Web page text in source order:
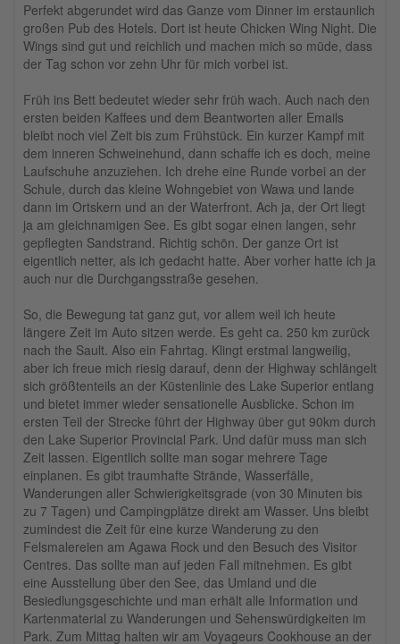
Perfekt abgerundet wird das Ganze vom Dinner im erstaunlich
großen Pub des Hotels. Dort ist heute Chicken Wing Night. Die
Wings sind gut und reichlich und machen mich so müde, dass
der Tag schon vor zehn Uhr für mich vorbei ist.
Früh ins Bett bedeutet wieder sehr früh wach. Auch nach den
ersten beiden Kaffees und dem Beantworten aller Emails
bleibt noch viel Zeit bis zum Frühstück. Ein kurzer Kampf mit
dem inneren Schweinehund, dann schaffe ich es doch, meine
Laufschuhe anzuziehen. Ich drehe eine Runde vorbei an der
Schule, durch das kleine Wohngebiet von Wawa und lande
dann im Ortskern und an der Waterfront. Ach ja, der Ort liegt
ja am gleichnamigen See. Es gibt sogar einen langen, sehr
gepflegten Sandstrand. Richtig schön. Der ganze Ort ist
eigentlich netter, als ich gedacht hatte. Aber vorher hatte ich ja
auch nur die Durchgangsstraße gesehen.
So, die Bewegung tat ganz gut, vor allem weil ich heute
längere Zeit im Auto sitzen werde. Es geht ca. 250 km zurück
nach the Sault. Also ein Fahrtag. Klingt erstmal langweilig,
aber ich freue mich riesig darauf, denn der Highway schlängelt
sich größtenteils an der Küstenlinie des Lake Superior entlang
und bietet immer wieder sensationelle Ausblicke. Schon im
ersten Teil der Strecke führt der Highway über gut 90km durch
den Lake Superior Provincial Park. Und dafür muss man sich
Zeit lassen. Eigentlich sollte man sogar mehrere Tage
einplanen. Es gibt traumhafte Strände, Wasserfälle,
Wanderungen aller Schwierigkeitsgrade (von 30 Minuten bis
zu 7 Tagen) und Campingplätze direkt am Wasser. Uns bleibt
zumindest die Zeit für eine kurze Wanderung zu den
Felsmalereien am Agawa Rock und den Besuch des Visitor
Centres. Das sollte man auf jeden Fall mitnehmen. Es gibt
eine Ausstellung über den See, das Umland und die
Besiedlungsgeschichte und man erhält alle Information und
Kartenmaterial zu Wanderungen und Sehenswürdigkeiten im
Park. Zum Mittag halten wir am Voyageurs Cookhouse an der